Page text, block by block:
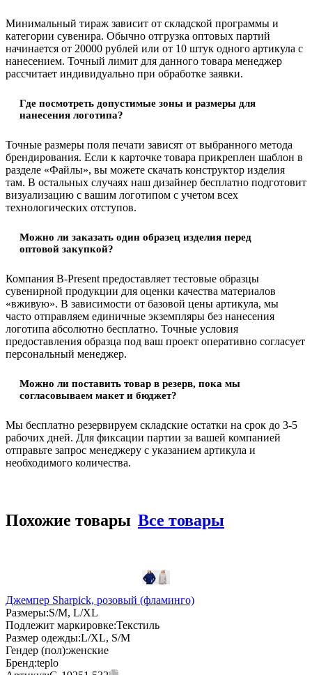
Минимальный тираж зависит от складской программы и
категории сувенира. Обычно отгрузка оптовых партий
начинается от 20000 рублей или от 10 штук одного артикула с
нанесением. Точный лимит для данного товара менеджер
рассчитает индивидуально при обработке заявки.
Где посмотреть допустимые зоны и размеры для
нанесения логотипа?
Точные размеры поля печати зависят от выбранного метода
брендирования. Если к карточке товара прикреплен шаблон в
разделе «Файлы», вы можете скачать конструктор изделия
там. В остальных случаях наш дизайнер бесплатно подготовит
визуализацию с вашим логотипом с учетом всех
технологических отступов.
Можно ли заказать один образец изделия перед
оптовой закупкой?
Компания B-Present предоставляет тестовые образцы
сувенирной продукции для оценки качества материалов
«вживую». В зависимости от базовой цены артикула, мы
часто отправляем единичные экземпляры без нанесения
логотипа абсолютно бесплатно. Точные условия
предоставления образца под ваш проект оперативно согласует
персональный менеджер.
Можно ли поставить товар в резерв, пока мы
согласовываем макет и бюджет?
Мы бесплатно резервируем складские остатки на срок до 3-5
рабочих дней. Для фиксации партии за вашей компанией
отправьте запрос менеджеру с указанием артикула и
необходимого количества.
Похожие товары Все товары
Джемпер Sharpick, розовый (фламинго)
Размеры:S/M, L/XL
Подлежит маркировке:Текстиль
Размер одежды:L/XL, S/M
Гендер (пол):женские
Бренд:teplo